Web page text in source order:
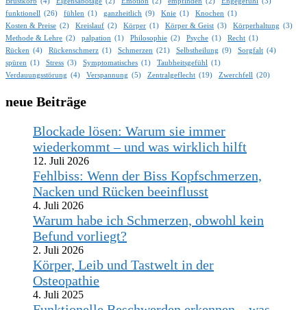
funktionell
(26) fühlen (1) ganzheitlich (9) Knie (1) Knochen (1)
Kosten & Preise (2) Kreislauf (2) Körper (1) Körper & Geist (3) Körperhaltung (3)
Methode & Lehre (2) palpation (1) Philosophie (2) Psyche (1) Recht (1)
Rücken (4) Rückenschmerz (1) Schmerzen (21) Selbstheilung (9) Sorgfalt (4)
spüren (1) Stress (3) Symptomatisches (1) Taubheitsgefühl
(1)
Verdauungsstörung (4) Verspannung (5) Zentralgeflecht (19) Zwerchfell (20)
neue Beiträge
Blockade lösen: Warum sie immer
wiederkommt – und was wirklich hilft
12. Juli 2026
Fehlbiss: Wenn der Biss Kopfschmerzen,
Nacken und Rücken beeinflusst
4. Juli 2026
Warum habe ich Schmerzen, obwohl kein
Befund vorliegt?
2. Juli 2026
Körper, Leib und Tastwelt in der
Osteopathie
4. Juli 2025